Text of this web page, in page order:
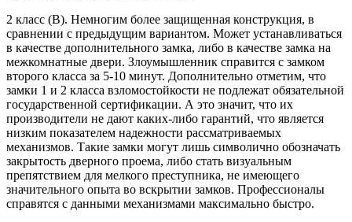
2 класс (B). Немногим более защищенная конструкция, в
сравнении с предыдущим вариантом. Может устанавливаться
в качестве дополнительного замка, либо в качестве замка на
межкомнатные двери. Злоумышленник справится с замком
второго класса за 5-10 минут. Дополнительно отметим, что
замки 1 и 2 класса взломостойкости не подлежат обязательной
государственной сертификации. А это значит, что их
производители не дают каких-либо гарантий, что является
низким показателем надежности рассматриваемых
механизмов. Такие замки могут лишь символично обозначать
закрытость дверного проема, либо стать визуальным
препятствием для мелкого преступника, не имеющего
значительного опыта во вскрытии замков. Профессионалы
справятся с данными механизмами максимально быстро.